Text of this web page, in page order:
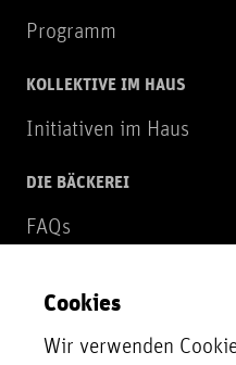
Programm
KOLLEKTIVE IM HAUS
Initiativen im Haus
DIE BÄCKEREI
FAQs
NEWSLETTER
Zur Newsletter
Cookies
Wir verwenden